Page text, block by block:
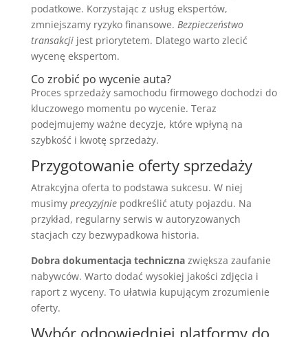
podatkowe. Korzystając z usług ekspertów,
zmniejszamy ryzyko finansowe. Bezpieczeństwo
transakcjijest priorytetem. Dlatego warto zlecić
wycenę ekspertom.
Co zrobić po wycenie auta?
Proces sprzedaży samochodu firmowego dochodzi do
kluczowego momentu po wycenie. Teraz
podejmujemy ważne decyzje, które wpłyną na
szybkość i kwotę sprzedaży.
Przygotowanie oferty sprzedaży
Atrakcyjna oferta to podstawa sukcesu. W niej
musimy precyzyjniepodkreślić atuty pojazdu. Na
przykład, regularny serwis w autoryzowanych
stacjach czy bezwypadkowa historia.
Dobra dokumentacja technicznazwiększa zaufanie
nabywców. Warto dodać wysokiej jakości zdjęcia i
raport z wyceny. To ułatwia kupującym zrozumienie
oferty.
Wybór odpowiedniej platformy do